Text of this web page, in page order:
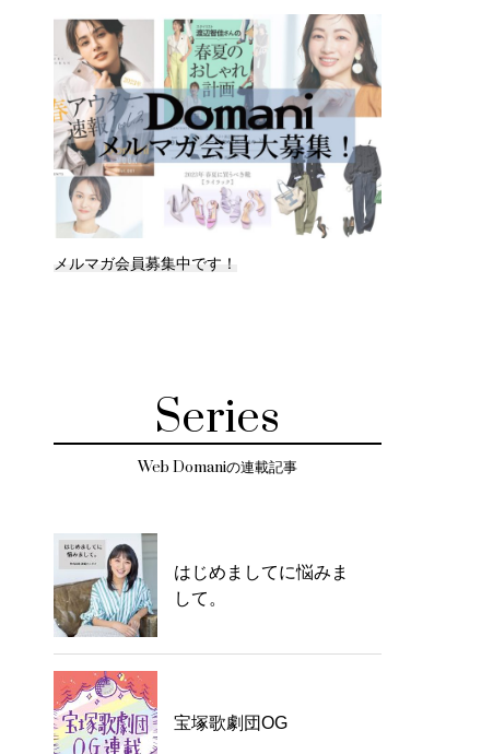
メルマガ会員募集中です！
Series
Web Domaniの連載記事
はじめましてに悩みま
して。
宝塚歌劇団OG